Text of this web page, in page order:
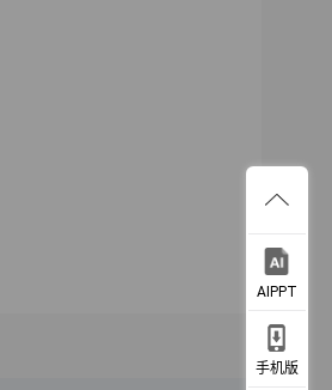
AIPPT
手机版